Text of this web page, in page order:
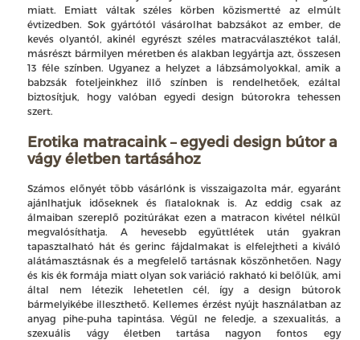
miatt. Emiatt váltak széles körben közismertté az elmúlt
évtizedben. Sok gyártótól vásárolhat babzsákot az ember, de
kevés olyantól, akinél egyrészt széles matracválasztékot talál,
másrészt bármilyen méretben és alakban legyártja azt, összesen
13 féle színben. Ugyanez a helyzet a lábzsámolyokkal, amik a
babzsák foteljeinkhez illő színben is rendelhetőek, ezáltal
biztosítjuk, hogy valóban egyedi design bútorokra tehessen
szert.
Erotika matracaink – egyedi design bútor a
vágy életben tartásához
Számos előnyét több vásárlónk is visszaigazolta már, egyaránt
ajánlhatjuk időseknek és fiataloknak is. Az eddig csak az
álmaiban szereplő pozitúrákat ezen a matracon kivétel nélkül
megvalósíthatja. A hevesebb együttlétek után gyakran
tapasztalható hát és gerinc fájdalmakat is elfelejtheti a kiváló
alátámasztásnak és a megfelelő tartásnak köszönhetően. Nagy
és kis ék formája miatt olyan sok variáció rakható ki belőlük, ami
által nem létezik lehetetlen cél, így a design bútorok
bármelyikébe illeszthető. Kellemes érzést nyújt használatban az
anyag pihe-puha tapintása. Végül ne feledje, a szexualitás, a
szexuális vágy életben tartása nagyon fontos egy